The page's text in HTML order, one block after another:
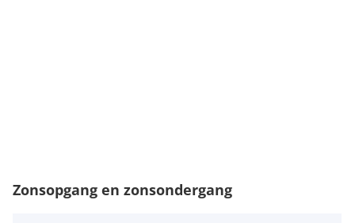
Zonsopgang en zonsondergang